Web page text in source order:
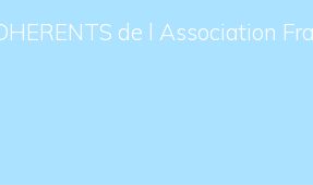
de l Association